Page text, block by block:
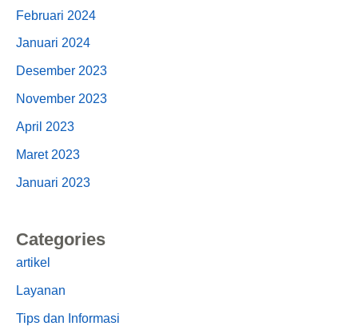
Februari 2024
Januari 2024
Desember 2023
November 2023
April 2023
Maret 2023
Januari 2023
Categories
artikel
Layanan
Tips dan Informasi